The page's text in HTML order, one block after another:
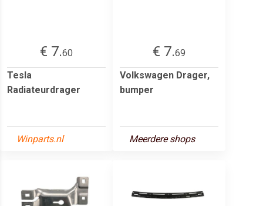
€ 7.60
Tesla
Radiateurdrager
Winparts.nl
€ 7.69
Volkswagen Drager,
bumper
Meerdere shops